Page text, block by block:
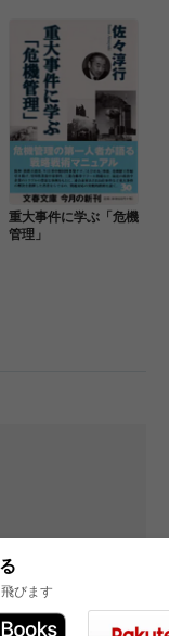
重大事件に学ぶ「危機
管理」
掲載させて
びます